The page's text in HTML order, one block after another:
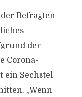
Befragten
der
Corona-
ein Sechstel
„Wenn